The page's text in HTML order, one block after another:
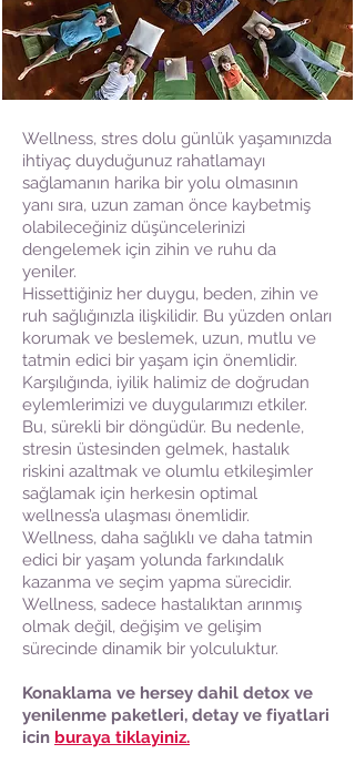
Wellness, stres dolu günlük yaşamınızda
ihtiyaç duyduğunuz rahatlamayı
sağlamanın harika bir yolu olmasının
yanı sıra, uzun zaman önce kaybetmiş
olabileceğiniz düşüncelerinizi
dengelemek için zihin ve ruhu da
yeniler.
Hissettiğiniz her duygu, beden, zihin ve
ruh sağlığınızla ilişkilidir. Bu yüzden onları
korumak ve beslemek, uzun, mutlu ve
tatmin edici bir yaşam için önemlidir.
Karşılığında, iyilik halimiz de doğrudan
eylemlerimizi ve duygularımızı etkiler.
Bu, sürekli bir döngüdür. Bu nedenle,
stresin üstesinden gelmek, hastalık
riskini azaltmak ve olumlu etkileşimler
sağlamak için herkesin optimal
wellness’a ulaşması önemlidir.
Wellness, daha sağlıklı ve daha tatmin
edici bir yaşam yolunda farkındalık
kazanma ve seçim yapma sürecidir.
Wellness, sadece hastalıktan arınmış
olmak değil, değişim ve gelişim
sürecinde dinamik bir yolculuktur.
Konaklama ve hersey dahil detox ve
yenilenme paketleri, detay ve fiyatlari
icin buraya tiklayiniz.